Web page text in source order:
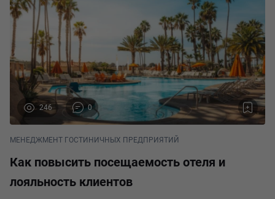
246 0
МЕНЕДЖМЕНТ ГОСТИНИЧНЫХ ПРЕДПРИЯТИЙ
Как повысить посещаемость отеля и
лояльность клиентов